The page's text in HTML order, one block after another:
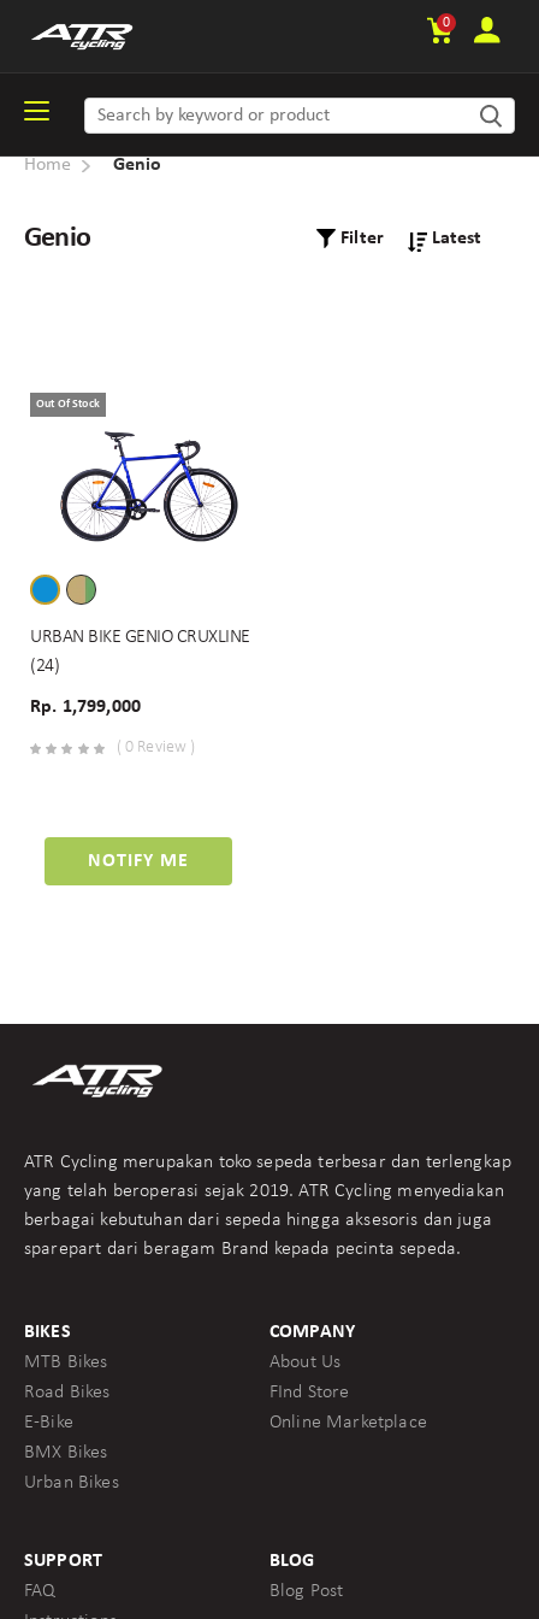
0
Home Genio
Genio Filter
Out Of Stock
URBAN BIKE GENIO CRUXLINE
(24)
Rp. 1,799,000
( 0 Review )
NOTIFY ME
ATR Cycling merupakan toko sepeda terbesar dan terlengkap
yang telah beroperasi sejak 2019. ATR Cycling menyediakan
berbagai kebutuhan dari sepeda hingga aksesoris dan juga
sparepart dari beragam Brand kepada pecinta sepeda.
BIKES
MTB Bikes
Road Bikes
E-Bike
BMX Bikes
Urban Bikes
COMPANY
About Us
FInd Store
Online Marketplace
SUPPORT
FAQ
BLOG
Blog Post